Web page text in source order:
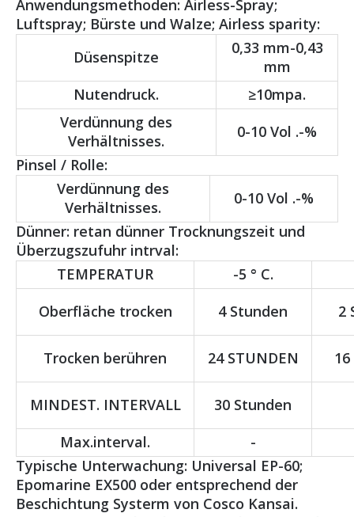
Anwendungsmethoden: Airless-Spray;
Luftspray; Bürste und Walze; Airless sparity:
Düsenspitze
0,33 mm-0,43
mm
Nutendruck.
≥10mpa.
Verdünnung des
Verhältnisses.
0-10 Vol .-%
Pinsel / Rolle:
Verdünnung des
Verhältnisses.
0-10 Vol .-%
Dünner: retan dünner Trocknungszeit und
Überzugszufuhr intrval:
TEMPERATUR
-5 ° C.
Oberfläche trocken
4 Stunden 2
Trocken berühren 24 STUNDEN
MINDEST. INTERVALL
30 Stunden
Max.interval.
-
Typische Unterwachung: Universal EP-60;
Epomarine EX500 oder entsprechend der
Beschichtung Systerm von Cosco Kansai.